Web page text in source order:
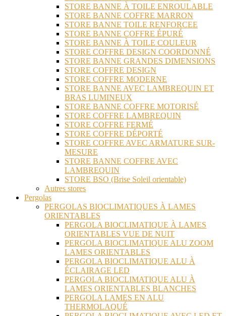
STORE BANNE À TOILE ENROULABLE
STORE BANNE COFFRE MARRON
STORE BANNE TOILE RENFORCEE
STORE BANNE COFFRE ÉPURÉ
STORE BANNE À TOILE COULEUR
STORE COFFRE DESIGN COORDONNÉ
STORE BANNE GRANDES DIMENSIONS
STORE COFFRE DESIGN
STORE COFFRE MODERNE
STORE BANNE AVEC LAMBREQUIN ET
BRAS LUMINEUX
STORE BANNE COFFRE MOTORISÉ
STORE COFFRE LAMBREQUIN
STORE COFFRE FERMÉ
STORE COFFRE DÉPORTÉ
STORE COFFRE AVEC ARMATURE SUR-
MESURE
STORE BANNE COFFRE AVEC
LAMBREQUIN
STORE BSO (Brise Soleil orientable)
Autres stores
Pergolas
PERGOLAS BIOCLIMATIQUES À LAMES
ORIENTABLES
PERGOLA BIOCLIMATIQUE À LAMES
ORIENTABLES VUE DE NUIT
PERGOLA BIOCLIMATIQUE ALU ZOOM
LAMES ORIENTABLES
PERGOLA BIOCLIMATIQUE ALU À
ÉCLAIRAGE LED
PERGOLA BIOCLIMATIQUE ALU À
LAMES ORIENTABLES BLANCHES
PERGOLA LAMES EN ALU
THERMOLAQUÉ